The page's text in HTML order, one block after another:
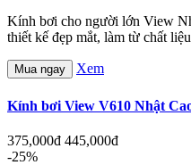
Kính bơi cho người lớn View
thiết kế đẹp mắt, làm từ chất
Mua ngay Xem
Kính bơi View V610 Nhật
375,000đ 445,000đ
-25%